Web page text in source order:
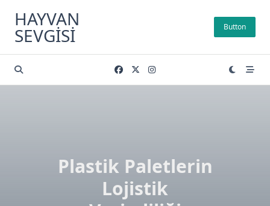
content
HAYVAN
SEVGISI Button
Plastik Paletlerin
Lojistik